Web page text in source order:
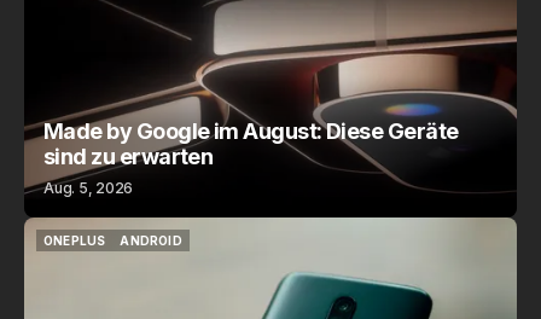
Made by Google im August: Diese Geräte
sind zu erwarten
Aug. 5, 2026
ONEPLUS
ANDROID